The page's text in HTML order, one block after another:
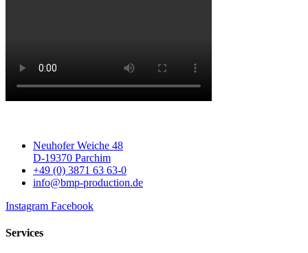
Neuhofer Weiche 48
D-19370 Parchim
+49 (0) 3871 63 63-0
info@bmp-production.de
Instagram Facebook
Services